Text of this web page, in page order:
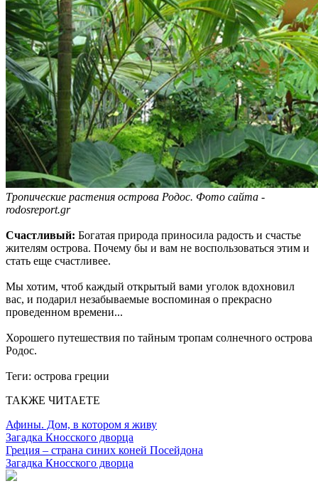
Тропические растения острова Родос. Фото сайта -
rodosreport.gr
Счастливый: Богатая природа приносила радость и счастье
жителям острова. Почему бы и вам не воспользоваться этим и
стать еще счастливее.
Мы хотим, чтоб каждый открытый вами уголок вдохновил
вас, и подарил незабываемые воспоминая о прекрасно
проведенном времени...
Хорошего путешествия по тайным тропам солнечного острова
Родос.
Теги: острова греции
ТАКЖЕ ЧИТАЕТЕ
Афины. Дом, в котором я живу
Загадка Кносского дворца
Греция – страна синих коней Посейдона
Загадка Кносского дворца